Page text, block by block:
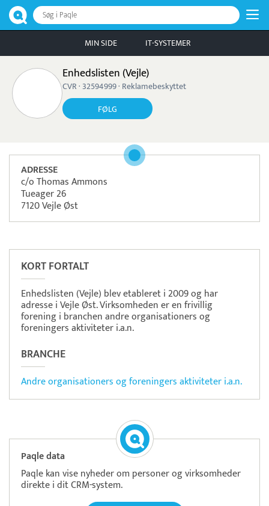
Søg i Paqle
MIN SIDE IT-SYSTEMER
Enhedslisten (Vejle)
CVR · 32594999 · Reklamebeskyttet
FØLG
ADRESSE
c/o Thomas Ammons
Tueager 26
7120 Vejle Øst
KORT FORTALT
Enhedslisten (Vejle) blev etableret i 2009 og har
adresse i Vejle Øst. Virksomheden er en frivillig
forening i branchen andre organisationers og
foreningers aktiviteter i.a.n.
BRANCHE
Andre organisationers og foreningers aktiviteter i.a.n.
Paqle data
Paqle kan vise nyheder om personer og virksomheder
direkte i dit CRM-system.